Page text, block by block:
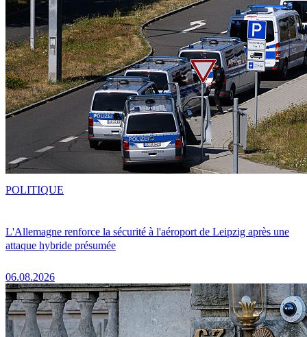
L'Allemagne renforce la sécurité à l'aéroport de Leipzig après une
attaque hybride présumée
06.08.2026
POLITIQUE